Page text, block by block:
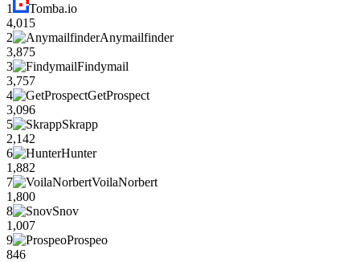
1
Tomba.io
4,015
2
Anymailfinder
3,875
3
Findymail
3,757
4
GetProspect
3,096
5
Skrapp
2,142
6
Hunter
1,882
7
VoilaNorbert
1,800
8
Snov
1,007
9
Prospeo
846